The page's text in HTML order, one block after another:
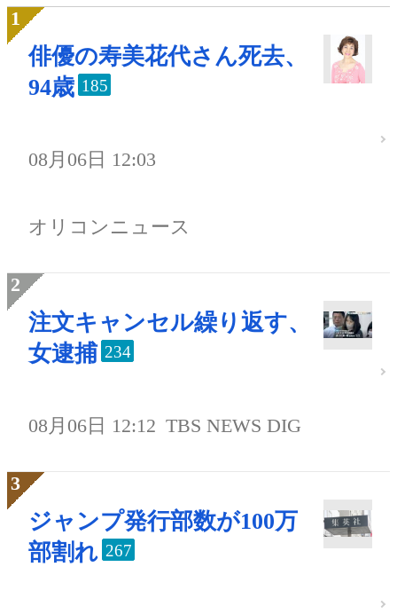
俳優の寿美花代さん死去、
94歳 185
08月06日 12:03
オリコンニュース
注文キャンセル繰り返す、
女逮捕 234
08月06日 12:12 TBS NEWS DIG
ジャンプ発行部数が100万
部割れ 267